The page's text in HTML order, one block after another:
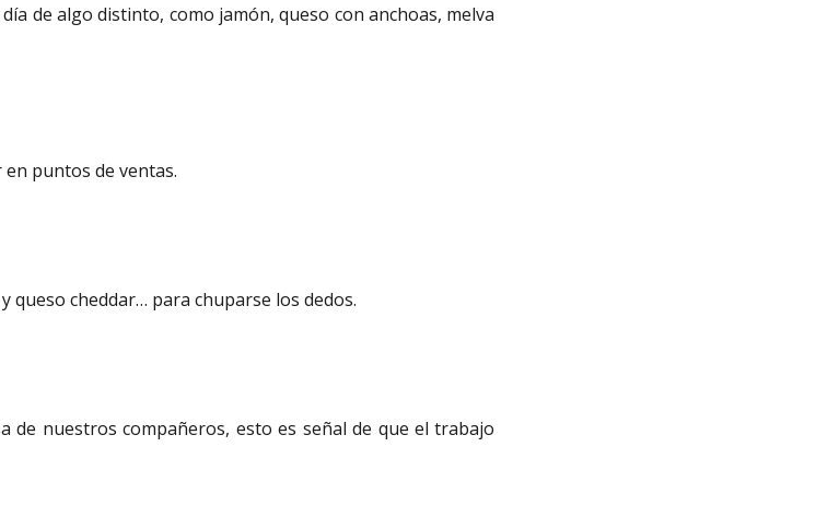
de algo distinto, como jamón, queso con anchoas, melva
puntos de ventas.
queso cheddar… para chuparse los dedos.
de nuestros compañeros, esto es señal de que el trabajo